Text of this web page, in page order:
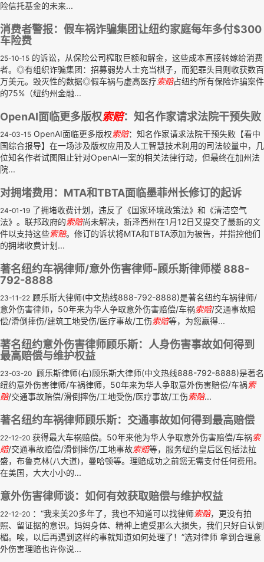
险信托基金的未来...
消费者警报：假车祸诈骗集团让纽约家庭每年多付$300
车险费
25-10-15 的诉讼，从保险公司榨取巨额和解金，这些成本直接转嫁给消费
者。◎有组织诈骗集团：招募弱势人士充当棋子，而犯罪头目则收获数百
万美元。毁灭性的数据◎假车祸与虚高医疗索赔占纽约所有保险诈骗案件
的75%（纽约州金融...
OpenAI面临更多版权索赔：知名作家请求法院干预失败
24-03-15 OpenAI面临更多版权索赔：知名作家请求法院干预失败【看中
国综合报导】在一场涉及版权应用及人工智慧技术利用的司法较量中，几
位知名作者试图阻止针对OpenAI一案的相关法律行动，但最终在加州法
院...
对拥堵费用：MTA和TBTA面临墨菲州长修订的起诉
24-01-19 了拥堵收费计划，违反了《国家环境政策法》和《清洁空气
法》。联邦政府的索赔尚未解决，新泽西州在1月12日又提交了最新的文
件以支持这些索赔。修订的诉状将MTA和TBTA添加为被告，并指控他们
的拥堵收费计划...
著名纽约车祸律师/意外伤害律师-顾乐斯律师楼 888-
792-8888
23-11-22 顾乐斯大律师(中文热线888-792-8888)是著名纽约车祸律师/
意外伤害律师，50年来为华人争取意外伤害赔偿/车祸索赔/交通事故赔
偿/滑倒摔伤/建筑工地受伤/医疗事故/工伤索赔等，为您赢得...
著名纽约意外伤害律师顾乐斯：人身伤害事故如何得到
最高赔偿与维护权益
23-03-20 顾乐斯律师(右)顾乐斯大律师(中文热线888-792-8888)是著名
纽约意外伤害律师/车祸律师，50年来为华人争取意外伤害赔偿/车祸索
赔/交通事故赔偿/滑倒摔伤/工地受伤/医疗事故/工伤索赔...
著名纽约车祸律师顾乐斯：交通事故如何得到最高赔偿
22-12-20 获得最大车祸赔偿。50年来他为华人争取意外伤害赔偿/车祸索
赔/交通事故赔偿/滑倒摔伤/工地事故索赔等，服务纽约皇后区包括法拉
盛，布鲁克林(八大道)，曼哈顿等。理赔成功之前您无需支付任何费用。
在美国，大大小小的...
意外伤害律师谈：如何有效获取赔偿与维护权益
22-12-20 ：“我来美20多年了，我也不知道可以找律师索赔，更没有拍
照、留证据的意识。妈妈身体、精神上遭受那么大损失，我们只好自认倒
楣。唉，以后再遇到这样的事就知道如何处理了！”选对律师 拿到合理意
外伤害理赔也许你说...